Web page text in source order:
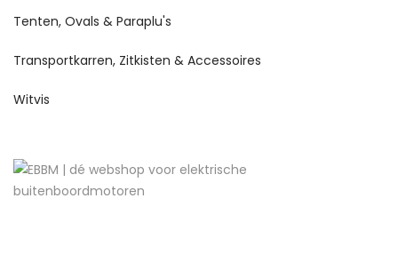
Tenten, Ovals & Paraplu's
Transportkarren, Zitkisten & Accessoires
Witvis